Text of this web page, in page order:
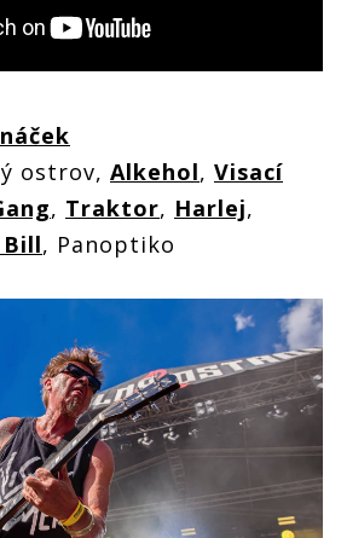
ostrov, Alkehol, Visací
, Traktor, Harlej,
, Panoptiko